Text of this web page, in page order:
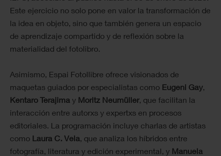
Este ejercicio no solo pone en valor la transformación de
la idea en objeto, sino que también genera un espacio
de aprendizaje compartido y de reflexión sobre la
materialidad del fotolibro.
Asimismo, Espai Fotollibre ofrece visionados de
maquetas guiados por especialistas como Eugeni Gay
Kentaro Terajima y Moritz Neumüller, que facilitan la
interacción entre autorxs y expertxs en procesos
editoriales. La programación incluye charlas de artistas
como Laura C. Vela , que analiza los híbridos entre
fotografía, literatura y edición experimental, y Manuela